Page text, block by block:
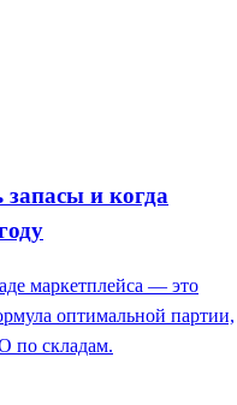
и когда
маркетплейса — это
оптимальной партии,
по складам.